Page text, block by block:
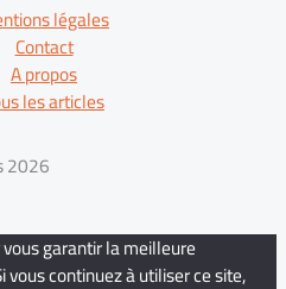
légales
Contact
A propos
les articles
2026
garantir la meilleure
continuez à utiliser ce site,